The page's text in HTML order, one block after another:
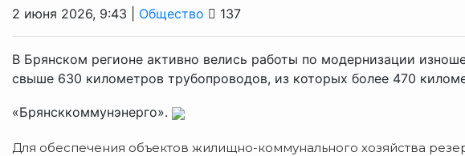
2 июня 2026, 9:43 | Общество 137
В Брянском регионе активно велись работы по модернизации
свыше 630 километров трубопроводов, из которых более 470
«Брянсккоммунэнерго».
Для обеспечения объектов жилищно-коммунального хозяйства